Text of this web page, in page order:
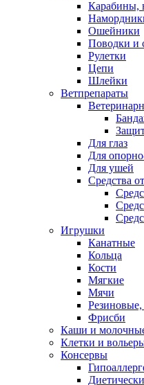
Карабины,
Ошейники
Поводки и
Рулетки
Цепи
Шлейки
Ветпрепараты
Для глаз
Для
Для ушей
Средства
Игрушки
Канатные
Кольца
Кости
Мягкие
Мячи
Резиновые,
Фрисби
Каши и
Клетки и
Консервы